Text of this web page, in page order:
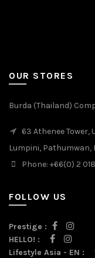
OUR STORES
Burda (Thailand)
63 Athenee Tower,
Lumpini, Pathumwan,
Phone: +66(0) 2
FOLLOW US
Prestige :
HELLO! :
Lifestyle Asia - EN :